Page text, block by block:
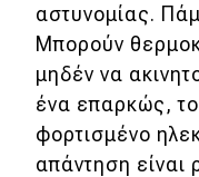
Συμβουλές
ΚΤΕΟ
Οδική βοήθεια
αστυνομίας.
Μπορούν
μηδέν να
ένα επαρκώς,
φορτισμένο
απάντηση είναι